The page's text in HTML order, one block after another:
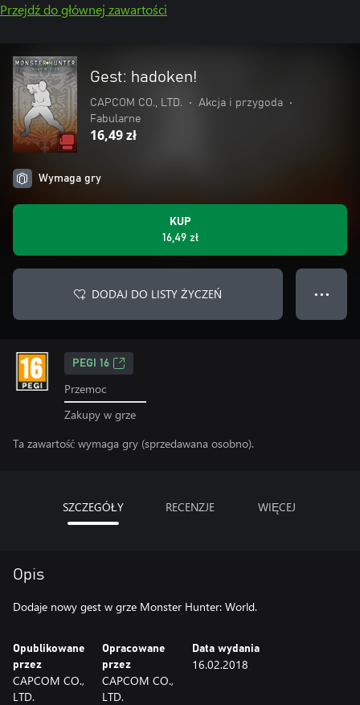
Przejdź do głównej zawartości
Gest: hadoken!
CAPCOM CO., LTD. • Akcja i przygoda
•
Fabularne
16,49 zł
Wymaga gry
KUP
16,49 zł
DODAJ DO LISTY ŻYCZEŃ ● ● ●
PEGI 16
Przemoc
Zakupy w grze
Ta zawartość wymaga gry (sprzedawana osobno).
SZCZEGÓŁY RECENZJE WIĘCEJ
Opis
Dodaje nowy gest w grze Monster Hunter: World.
Opublikowane
przez
CAPCOM CO.,
LTD.
Opracowane
przez
CAPCOM CO.,
LTD.
Data wydania
16.02.2018